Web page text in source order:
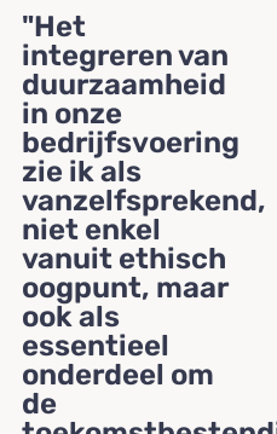
"Het
integreren van
duurzaamheid
in onze
bedrijfsvoering
zie ik als
vanzelfsprekend,
niet enkel
vanuit ethisch
oogpunt, maar
ook als
essentieel
onderdeel om
de